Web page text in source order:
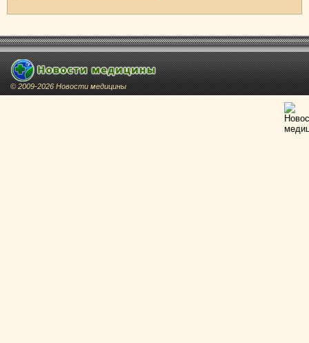
© 2009-2026 Новости медицины